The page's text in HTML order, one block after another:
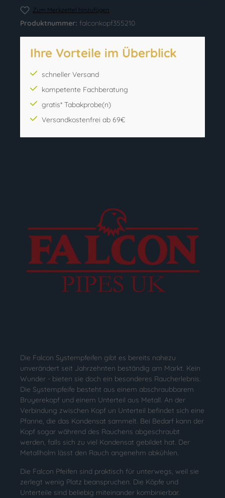
Zum Merkzettel hinzufügen
Produktnummer: falconkopf355210
Ihre Vorteile im Überblick
schneller Versand
kompetente Fachberatung
gratis* Tabakprobe(n)
Versandkostenfrei ab 69€
Die Falcon Systempfeifen gibt es bereits nahezu
unverändert seit Jahrzehnten beständig am Markt. Kein
Wunder - bieten sie doch ein besonderes Raucherlebnis.
Die Systempfeife besteht aus einem abschraubbarem
Bruyerekopf und einem Unterteil aus Metall. An der
Verbindung zwischen Kopf un Unterteil befindet sich eine
Pfanne, die das Kondensat sammelt. Bei Bedarf kann der
Kopf sogar während des Rauchens abgeschraubt
werden, falls sich zu viel Kondensat gebildet hat. Der
Metallholm lässt den Rauch angenehm abkühlen.
Die Falcon Pfeifen sind praktisch für unterwegs, weil sie
zerlegt wenig Platz beanspruchen. Die Köpfe und
Unterteile sind beliebig miteinander kombinierbar.